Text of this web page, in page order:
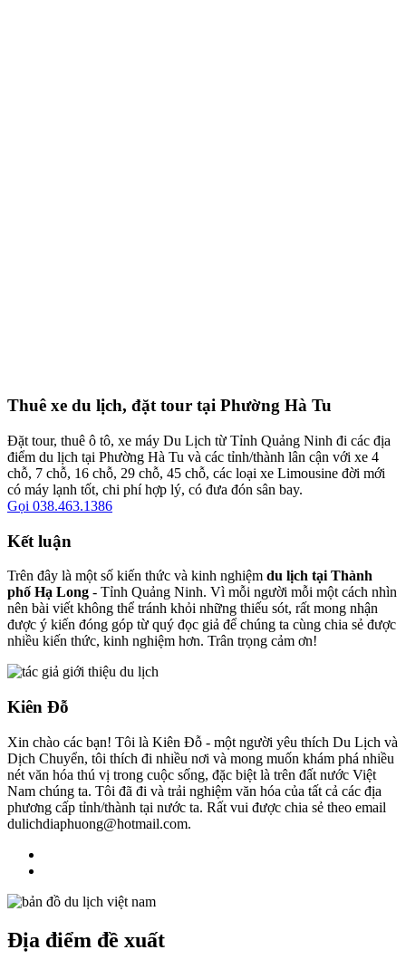
Thuê xe du lịch, đặt tour tại Phường Hà Tu
Đặt tour, thuê ô tô, xe máy Du Lịch từ Tỉnh Quảng Ninh đi các địa
điểm du lịch tại Phường Hà Tu và các tỉnh/thành lân cận với xe 4
chỗ, 7 chỗ, 16 chỗ, 29 chỗ, 45 chỗ, các loại xe Limousine đời mới
có máy lạnh tốt, chi phí hợp lý, có đưa đón sân bay.
Gọi 038.463.1386
Kết luận
Trên đây là một số kiến thức và kinh nghiệm du lịch tại Thành
phố Hạ Long - Tỉnh Quảng Ninh. Vì mỗi người mỗi một cách nhìn
nên bài viết không thể tránh khỏi những thiếu sót, rất mong nhận
được ý kiến đóng góp từ quý đọc giả để chúng ta cùng chia sẻ được
nhiều kiến thức, kinh nghiệm hơn. Trân trọng cảm ơn!
Kiên Đỗ
Xin chào các bạn! Tôi là Kiên Đỗ - một người yêu thích Du Lịch và
Dịch Chuyển, tôi thích đi nhiều nơi và mong muốn khám phá nhiều
nét văn hóa thú vị trong cuộc sống, đặc biệt là trên đất nước Việt
Nam chúng ta. Tôi đã đi và trải nghiệm văn hóa của tất cả các địa
phương cấp tỉnh/thành tại nước ta. Rất vui được chia sẻ theo email
dulichdiaphuong@hotmail.com.
Địa điểm đề xuất